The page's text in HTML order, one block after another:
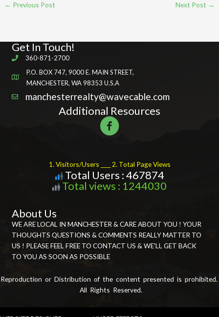
← Previous Post Next Post →
Get In Touch!
360-871-2700
P.O. BOX 747, 9000 E. MAIN STREET,
MANCHESTER, WA 98353 U.S.A
manchesterrealty@wavecable.com
Additional Resources
1. Visitors/Users ____ 2. Total Page Views
Total Users : 467874
Total views : 1244030
About Us
WE ARE LOCAL IN MANCHESTER & CARE ABOUT YOU ! YOUR
THOUGHTS QUESTIONS & COMMENTS REALLY MATTER TO
US ! PLEASE FEEL FREE TO CONTACT US & WE'LL GET BACK
TO YOU AS SOON AS POSSIBLE
Reproduction or Distribution of the content presented is prohibited.
All Rights Reserved.